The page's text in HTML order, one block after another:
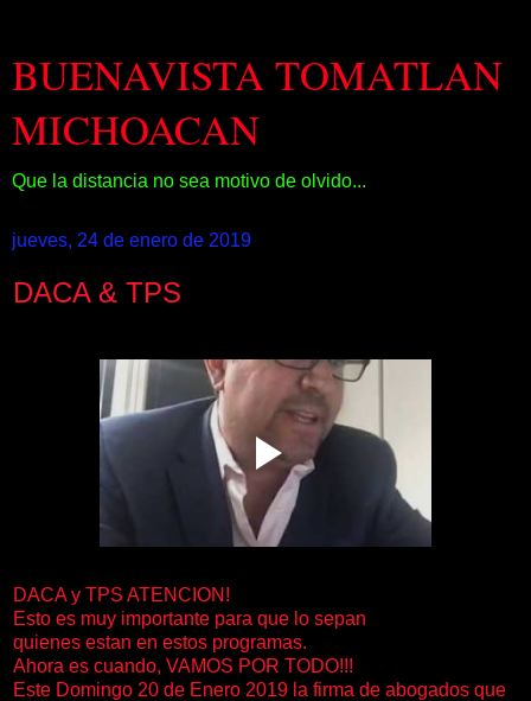
BUENAVISTA TOMATLAN
MICHOACAN
Que la distancia no sea motivo de olvido...
jueves, 24 de enero de 2019
DACA & TPS
DACA y TPS ATENCION!
Esto es muy importante para que lo sepan
quienes estan en estos programas.
Ahora es cuando, VAMOS POR TODO!!!
Este Domingo 20 de Enero 2019 la firma de abogados que